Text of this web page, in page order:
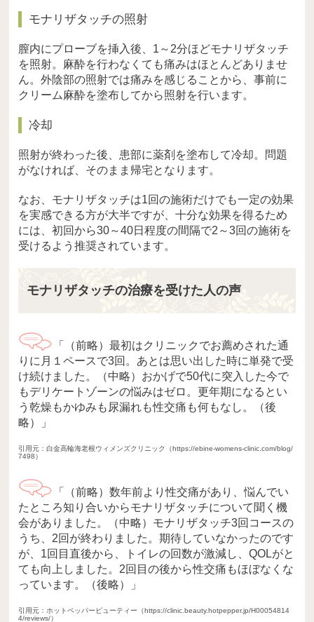
モナリザタッチの照射
膣内にプローブを挿入後、1～2分ほどモナリザタッチ
を照射。麻酔を行わなくても痛みはほとんどありませ
ん。外陰部の照射では痛みを感じることから、事前に
クリーム麻酔を塗布してから照射を行います。
冷却
照射が終わった後、患部に薬剤を塗布して冷却。問題
がなければ、そのまま帰宅となります。
なお、モナリザタッチは1回の施術だけでも一定の効果
を実感できる方が大半ですが、十分な効果を得るため
には、初回から30～40日程度の間隔で2～3回の施術を
受けるよう推奨されています。
モナリザタッチの治療を受けた人の声
「（前略）最初はクリニックでお薦めされた通
りに月１ペースで3回。あとは思い出した時に単発で受
け続けました。（中略）おかげで50代に突入した今で
もデリケートゾーンの悩みはゼロ。更年期になるとい
う乾燥もかゆみも尿漏れも性交痛も何もなし。（後
略）」
引用元：白金高輪海老根ウィメンズクリニック（https://ebine-womens-clinic.com/blog/
7498）
「（前略）数年前より性交痛があり、悩んでい
たところ知り合いからモナリザタッチについて聞く機
会がありました。（中略）モナリザタッチ3回コースの
うち、2回が終わりました。期待していなかったのです
が、1回目直後から、トイレの回数が激減し、QOLがと
ても向上しました。2回目の後から性交痛もほぼなくな
っています。（後略）」
引用元：ホットペッパービューティー（https://clinic.beauty.hotpepper.jp/H00054814
4/reviews/）